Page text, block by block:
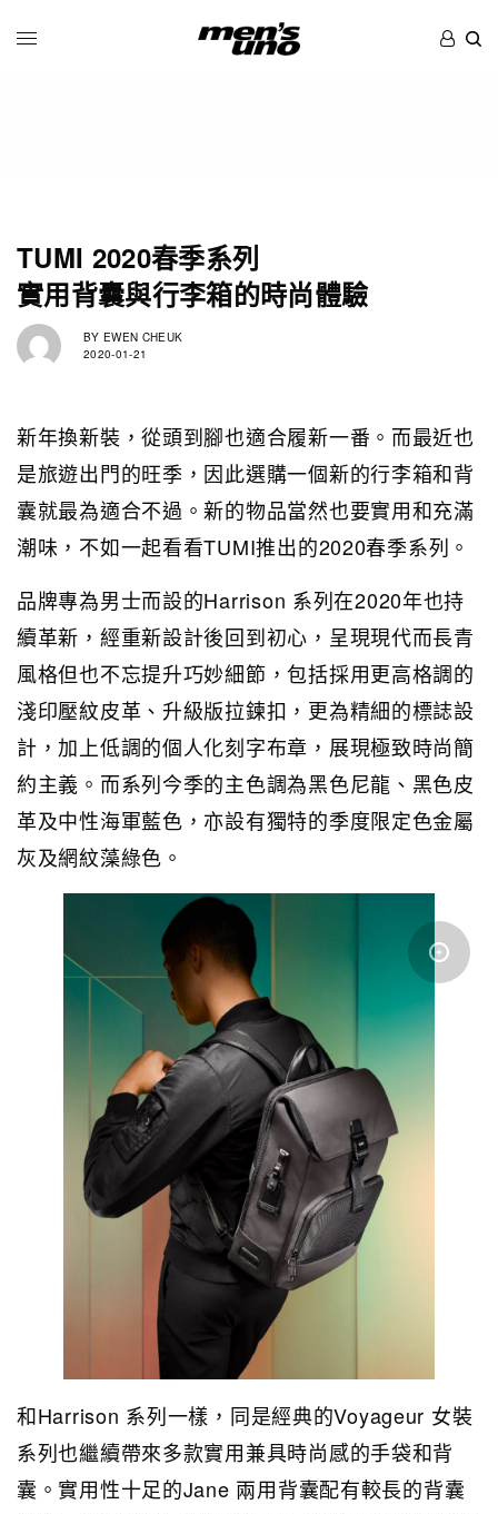
TUMI 2020春季系列
實用背囊與行李箱的時尚體驗
BY EWEN CHEUK
2020-01-21
新年換新裝，從頭到腳也適合履新一番。而最近也
是旅遊出門的旺季，因此選購一個新的行李箱和背
囊就最為適合不過。新的物品當然也要實用和充滿
潮味，不如一起看看TUMI推出的2020春季系列。
品牌專為男士而設的Harrison 系列在2020年也持
續革新，經重新設計後回到初心，呈現現代而長青
風格但也不忘提升巧妙細節，包括採用更高格調的
淺印壓紋皮革、升級版拉鍊扣，更為精細的標誌設
計，加上低調的個人化刻字布章，展現極致時尚簡
約主義。而系列今季的主色調為黑色尼龍、黑色皮
革及中性海軍藍色，亦設有獨特的季度限定色金屬
灰及網紋藻綠色。
和Harrison 系列一樣，同是經典的Voyageur 女裝
系列也繼續帶來多款實用兼具時尚感的手袋和背
囊。實用性十足的Jane 兩用背囊配有較長的背囊